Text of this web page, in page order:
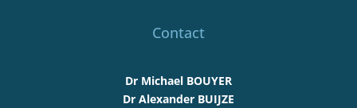
Contact
Dr Michael BOUYER
Dr Alexander BUIJZE